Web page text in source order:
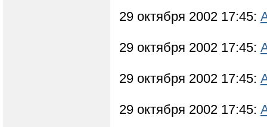
29 октября 2002 17:45:
29 октября 2002 17:45:
29 октября 2002 17:45:
29 октября 2002 17:45: